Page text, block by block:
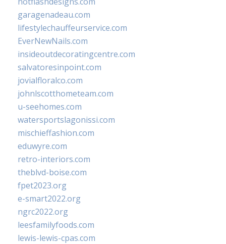
garagenadeau.com
lifestylechauffeurservice.com
EverNewNails.com
insideoutdecoratingcentre.com
salvatoresinpoint.com
jovialfloralco.com
johnlscotthometeam.com
u-seehomes.com
watersportslagonissi.com
mischieffashion.com
eduwyre.com
retro-interiors.com
theblvd-boise.com
fpet2023.org
e-smart2022.org
ngrc2022.org
leesfamilyfoods.com
lewis-lewis-cpas.com